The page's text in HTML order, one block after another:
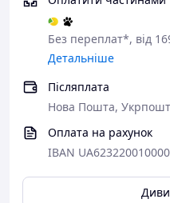
Без переплат*, від
Детальніше
Післяплата
Нова Пошта,
Оплата на рахунок
IBAN